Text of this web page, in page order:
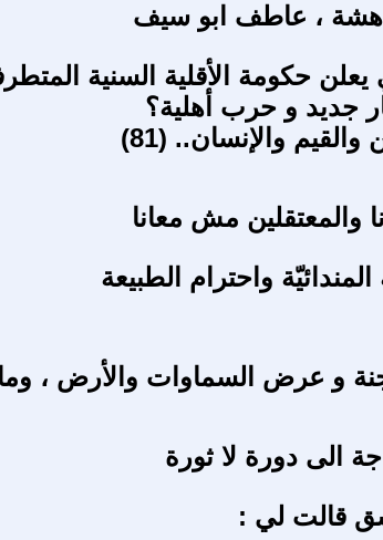
، عاطف ابو سيف
يعلن حكومة الأقلية السنية
جديد و حرب أهلية؟
والإنسان.. (81)
والمعتقلين مش معانا
المندائيّة واحترام الطبيعة
و عرض السماوات والأرض ،
الى دورة لا ثورة
قالت لي :